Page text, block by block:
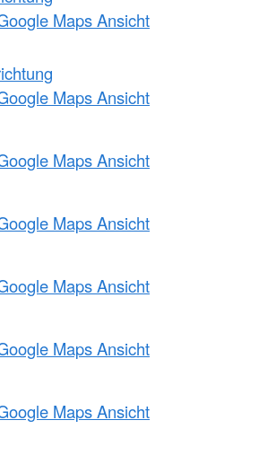
Maps Ansicht
Maps Ansicht
Maps Ansicht
Maps Ansicht
Maps Ansicht
Maps Ansicht
Maps Ansicht